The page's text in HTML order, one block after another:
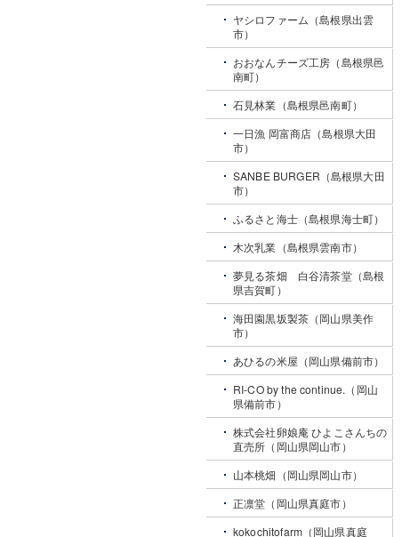
ヤシロファーム（島根県出雲
市）
おおなんチーズ工房（島根県邑
南町）
石見林業（島根県邑南町）
一日漁 岡富商店（島根県大田
市）
SANBE BURGER（島根県大田
市）
ふるさと海士（島根県海士町）
木次乳業（島根県雲南市）
夢見る茶畑 白谷清茶堂（島根
県吉賀町）
海田園黒坂製茶（岡山県美作
市）
あひるの米屋（岡山県備前市）
RI-CO by the continue.（岡山
県備前市）
株式会社卵娘庵 ひよこさんちの
直売所（岡山県岡山市）
山本桃畑（岡山県岡山市）
正凛堂（岡山県真庭市）
kokochitofarm（岡山県真庭